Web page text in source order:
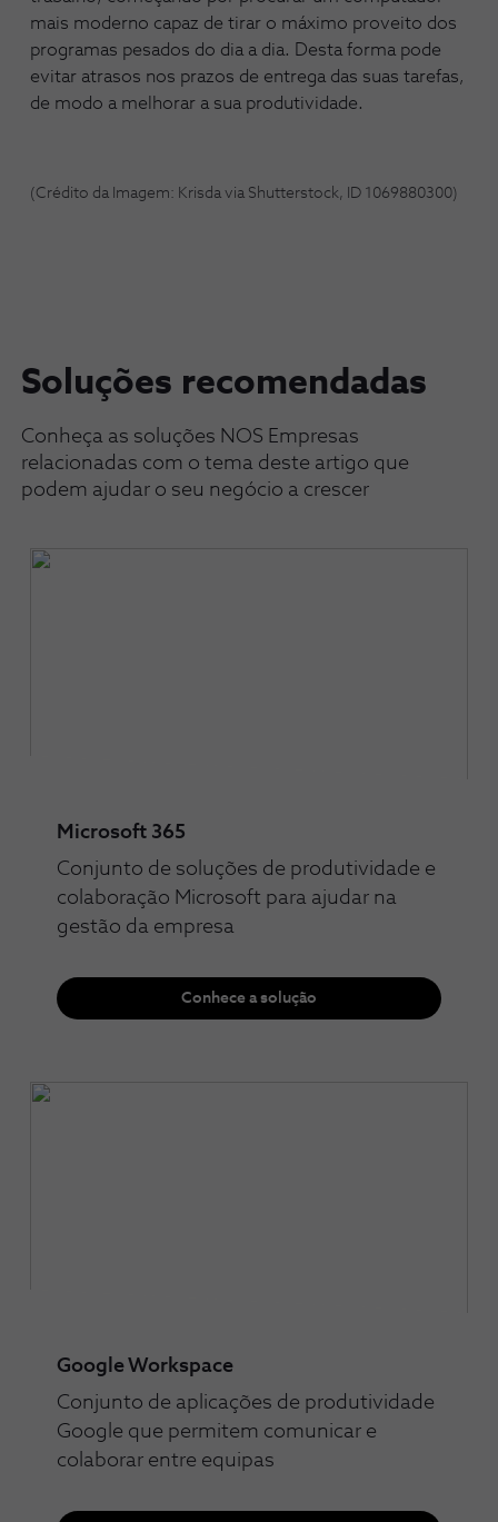
mais moderno capaz de tirar o máximo proveito dos
programas pesados do dia a dia. Desta forma pode
evitar atrasos nos prazos de entrega das suas tarefas,
de modo a melhorar a sua produtividade.
(Crédito da Imagem: Krisda via Shutterstock, ID 1069880300)
Soluções recomendadas
Conheça as soluções NOS Empresas
relacionadas com o tema deste artigo que
podem ajudar o seu negócio a crescer
Microsoft 365
Conjunto de soluções de produtividade e
colaboração Microsoft para ajudar na
gestão da empresa
Conhece a solução
Google Workspace
Conjunto de aplicações de produtividade
Google que permitem comunicar e
colaborar entre equipas